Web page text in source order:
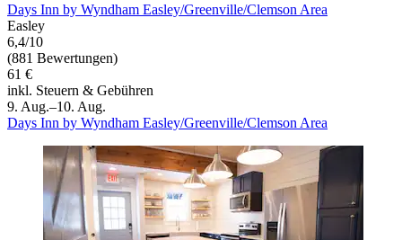
Days Inn by Wyndham Easley/Greenville/Clemson Area
Easley
6,4/10
(881 Bewertungen)
61 €
inkl. Steuern & Gebühren
9. Aug.–10. Aug.
Days Inn by Wyndham Easley/Greenville/Clemson Area